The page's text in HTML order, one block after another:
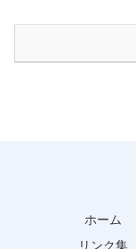
ホーム
リンク集